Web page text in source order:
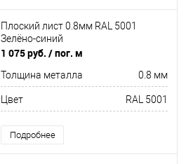
Плоский лист 0.8мм RAL 5001
Зелёно-синий
1 075 руб. / пог. м
Толщина металла 0.8 мм
Цвет RAL 5001
Подробнее